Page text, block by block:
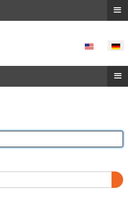
SPRACHE
≡
≡